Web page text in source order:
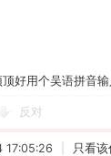
顶好用个吴语拼音
反对
17:05:26 只看